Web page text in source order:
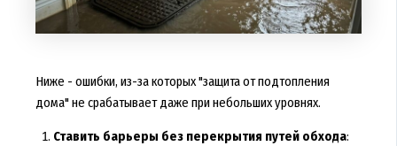
Ниже - ошибки, из-за которых "защита от подтопления
дома" не срабатывает даже при небольших уровнях.
Ставить барьеры без перекрытия путей обхода: